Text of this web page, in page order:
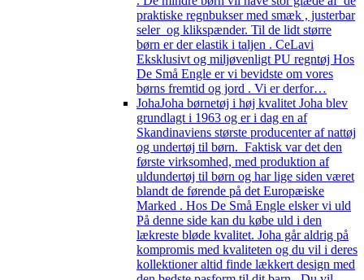
praktiske regnbukser med smæk , justerbar
seler og klikspænder. Til de lidt større
børn er der elastik i taljen . CeLavi
Eksklusivt og miljøvenligt PU regntøj Hos
De Små Engle er vi bevidste om vores
børns fremtid og jord . Vi er derfor…
JohaJoha børnetøj i høj kvalitet Joha blev
grundlagt i 1963 og er i dag en af
Skandinaviens største producenter af nattøj
og undertøj til børn. Faktisk var det den
første virksomhed, med produktion af
uldundertøj til børn og har lige siden været
blandt de førende på det Europæiske
Marked . Hos De Små Engle elsker vi uld
På denne side kan du købe uld i den
lækreste bløde kvalitet. Joha går aldrig på
kompromis med kvaliteten og du vil i deres
kollektioner altid finde lækkert design med